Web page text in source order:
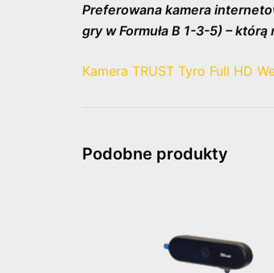
Preferowana kamera
gry w Formuła B 1-3-5) –
Kamera TRUST Tyro Full HD
Podobne produkty